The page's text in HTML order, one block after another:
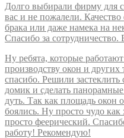
Долго выбирали фирму для
вас и не пожалели.
брака или даже намека на
Спасибо за
Ну ребята, которые
производству окон и
спасибо. Решили
домик и сделать
дуть. Так как площадь окон
боялись. Ну просто чудо
просто феерический.
работу! Рекомендую!